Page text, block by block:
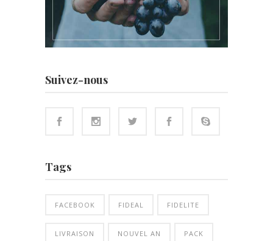
Suivez-nous
Tags
FACEBOOK FIDEAL FIDELITE
LIVRAISON NOUVEL AN PACK